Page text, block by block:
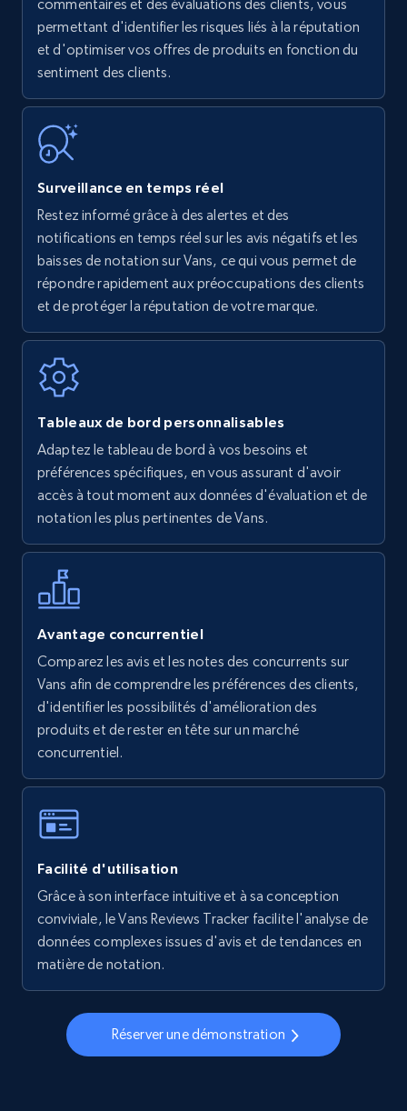
upc numbers
Title, Seller name, Brand, Description, Initial
price, Currency, Availability, Reviews count, and
35.2K+
Amazon Reviews
URL, Product name, Product rating, Product
rating object, Product rating max, Rating,
Author name, Asin, and more.
URL, Final price, Sku, Currency, Gtin,
Specifications, Image urls, Top reviews, and
more.
5.6K+ 875+ Commencer
Walmart - products - Find new products by
using specific category URL
URL, Final price, Sku, Currency, Gtin,
Specifications, Image urls, Top reviews, and
more.
5.6K+ 875+ Commencer
Walmart - products - Collects products by
specific keywords
URL, Final price, Sku, Currency, Gtin,
Specifications, Image urls, Top reviews, and
more.
5.6K+ 875+ Commencer
commentaires et des évaluations des clients, vous
permettant d'identifier les risques liés à la réputation
et d'optimiser vos offres de produits en fonction du
sentiment des clients.
Surveillance en temps réel
Restez informé grâce à des alertes et des
notifications en temps réel sur les avis négatifs et les
baisses de notation sur Vans, ce qui vous permet de
répondre rapidement aux préoccupations des clients
et de protéger la réputation de votre marque.
Tableaux de bord personnalisables
Adaptez le tableau de bord à vos besoins et
préférences spécifiques, en vous assurant d'avoir
accès à tout moment aux données d'évaluation et de
notation les plus pertinentes de Vans.
Avantage concurrentiel
Comparez les avis et les notes des concurrents sur
Vans afin de comprendre les préférences des clients,
d'identifier les possibilités d'amélioration des
produits et de rester en tête sur un marché
concurrentiel.
Facilité d'utilisation
Grâce à son interface intuitive et à sa conception
conviviale, le Vans Reviews Tracker facilite l'analyse de
données complexes issues d'avis et de tendances en
matière de notation.
Réserver une démonstration